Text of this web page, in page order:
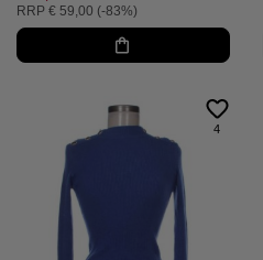
Unverbindliche Preisempfehlung:
RRP € 59,00 (-83%)
4